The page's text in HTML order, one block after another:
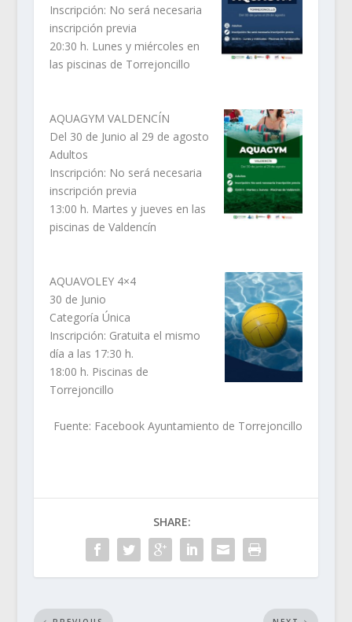
Inscripción: No será necesaria
inscripción previa
20:30 h. Lunes y miércoles en
las piscinas de Torrejoncillo
AQUAGYM VALDENCÍN
Del 30 de Junio al 29 de agosto
Adultos
Inscripción: No será necesaria
inscripción previa
13:00 h. Martes y jueves en las
piscinas de Valdencín
AQUAVOLEY 4×4
30 de Junio
Categoría Única
Inscripción: Gratuita el mismo
día a las 17:30 h.
18:00 h. Piscinas de
Torrejoncillo
Fuente: Facebook Ayuntamiento de Torrejoncillo
SHARE: